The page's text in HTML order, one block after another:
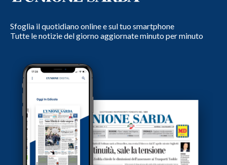
Sfoglia il quotidiano online e sul tuo smartphone
Tutte le notizie del giorno aggiornate minuto per minuto